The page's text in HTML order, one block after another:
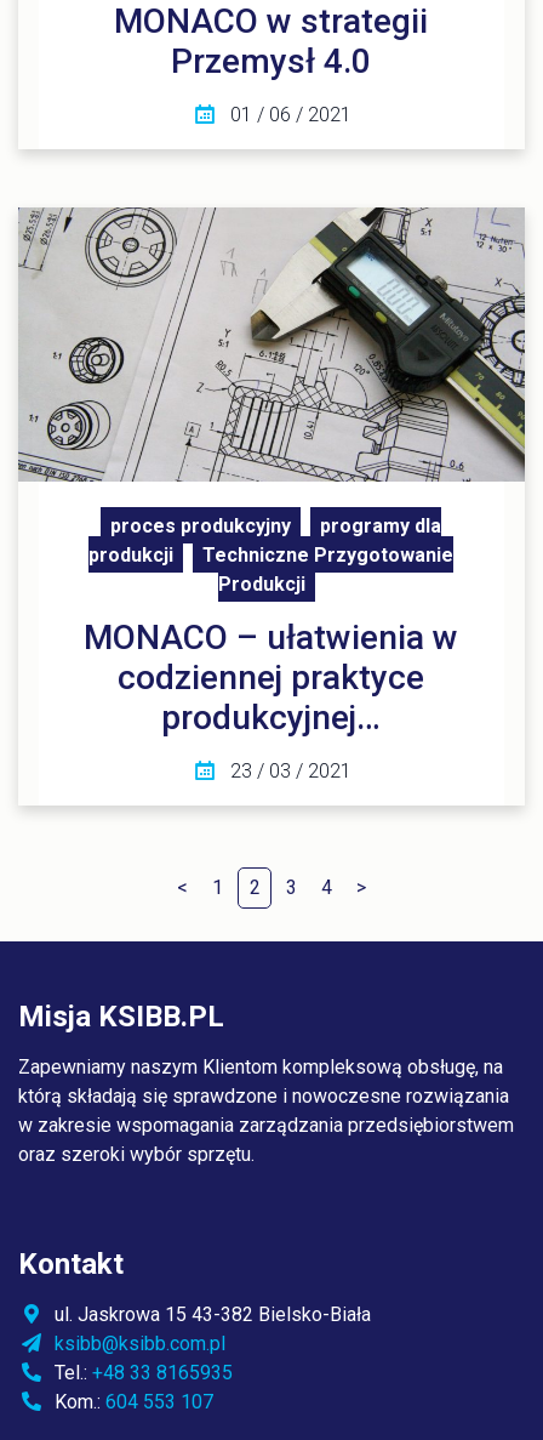
MONACO w strategii
Przemysł 4.0
01 / 06 / 2021
proces produkcyjny
programy dla
produkcji
Techniczne Przygotowanie
Produkcji
MONACO – ułatwienia w
codziennej praktyce
produkcyjnej…
23 / 03 / 2021
< 1 2 3 4 >
Misja KSIBB.PL
Zapewniamy naszym Klientom kompleksową obsługę, na
którą składają się sprawdzone i nowoczesne rozwiązania
w zakresie wspomagania zarządzania przedsiębiorstwem
oraz szeroki wybór sprzętu.
Kontakt
ul. Jaskrowa 15 43-382 Bielsko-Biała
ksibb@ksibb.com.pl
Tel.:+48 33 8165935
Kom.:604 553 107